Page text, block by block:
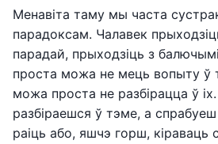
Менавіта таму мы часта
парадоксам. Чалавек
парадай, прыходзіць з
проста можа не мець вопыту ў
можа проста не разбірацца ў
разбіраешся ў тэме, а
раіць або, яшчэ горш, кіраваць